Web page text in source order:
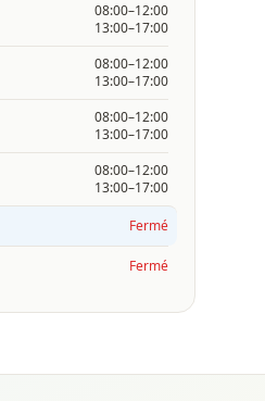
08:00–12:00
13:00–17:00
08:00–12:00
13:00–17:00
08:00–12:00
13:00–17:00
08:00–12:00
13:00–17:00
Fermé
Fermé